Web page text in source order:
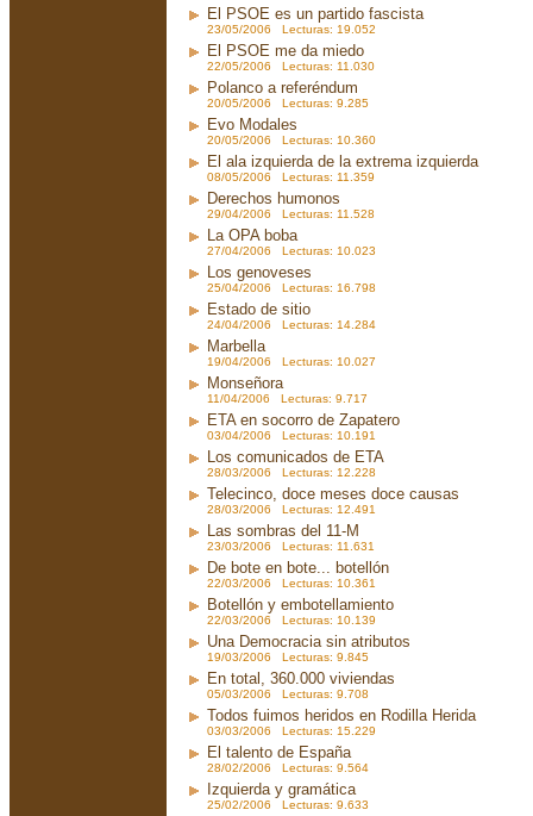
El PSOE es un partido fascista
23/05/2006 Lecturas: 19.052
El PSOE me da miedo
22/05/2006 Lecturas: 11.030
Polanco a referéndum
20/05/2006 Lecturas: 9.285
Evo Modales
20/05/2006 Lecturas: 10.360
El ala izquierda de la extrema izquierda
08/05/2006 Lecturas: 11.359
Derechos humonos
29/04/2006 Lecturas: 11.528
La OPA boba
27/04/2006 Lecturas: 10.023
Los genoveses
25/04/2006 Lecturas: 16.798
Estado de sitio
24/04/2006 Lecturas: 14.284
Marbella
19/04/2006 Lecturas: 10.027
Monseñora
11/04/2006 Lecturas: 9.717
ETA en socorro de Zapatero
03/04/2006 Lecturas: 10.191
Los comunicados de ETA
28/03/2006 Lecturas: 12.228
Telecinco, doce meses doce causas
28/03/2006 Lecturas: 12.491
Las sombras del 11-M
23/03/2006 Lecturas: 11.631
De bote en bote... botellón
22/03/2006 Lecturas: 10.361
Botellón y embotellamiento
22/03/2006 Lecturas: 10.139
Una Democracia sin atributos
19/03/2006 Lecturas: 9.845
En total, 360.000 viviendas
05/03/2006 Lecturas: 9.708
Todos fuimos heridos en Rodilla Herida
03/03/2006 Lecturas: 15.229
El talento de España
28/02/2006 Lecturas: 9.564
Izquierda y gramática
25/02/2006 Lecturas: 9.633